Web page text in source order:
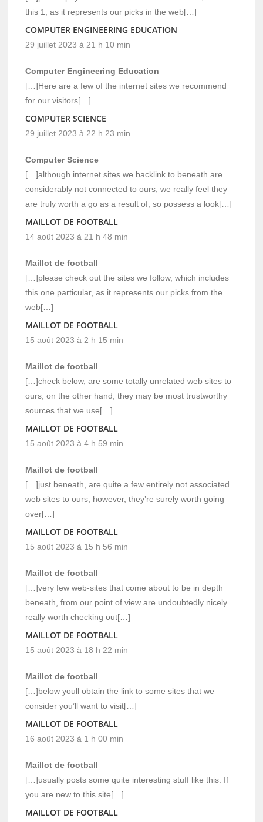
this 1, as it represents our picks in the web[…]
COMPUTER ENGINEERING EDUCATION
29 juillet 2023 à 21 h 10 min
Computer Engineering Education
[…]Here are a few of the internet sites we recommend
for our visitors[…]
COMPUTER SCIENCE
29 juillet 2023 à 22 h 23 min
Computer Science
[…]although internet sites we backlink to beneath are
considerably not connected to ours, we really feel they
are truly worth a go as a result of, so possess a look[…]
MAILLOT DE FOOTBALL
14 août 2023 à 21 h 48 min
Maillot de football
[…]please check out the sites we follow, which includes
this one particular, as it represents our picks from the
web[…]
MAILLOT DE FOOTBALL
15 août 2023 à 2 h 15 min
Maillot de football
[…]check below, are some totally unrelated web sites to
ours, on the other hand, they may be most trustworthy
sources that we use[…]
MAILLOT DE FOOTBALL
15 août 2023 à 4 h 59 min
Maillot de football
[…]just beneath, are quite a few entirely not associated
web sites to ours, however, they’re surely worth going
over[…]
MAILLOT DE FOOTBALL
15 août 2023 à 15 h 56 min
Maillot de football
[…]very few web-sites that come about to be in depth
beneath, from our point of view are undoubtedly nicely
really worth checking out[…]
MAILLOT DE FOOTBALL
15 août 2023 à 18 h 22 min
Maillot de football
[…]below youll obtain the link to some sites that we
consider you’ll want to visit[…]
MAILLOT DE FOOTBALL
16 août 2023 à 1 h 00 min
Maillot de football
[…]usually posts some quite interesting stuff like this. If
you are new to this site[…]
MAILLOT DE FOOTBALL